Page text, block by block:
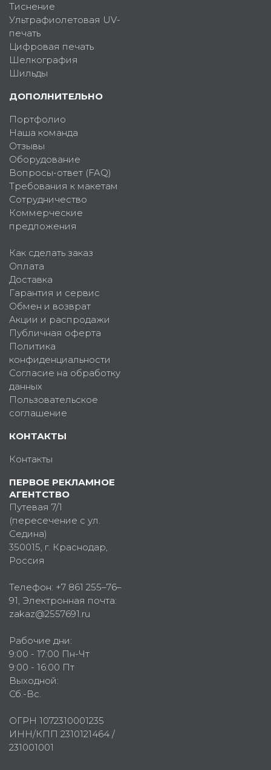
Тиснение
Ультрафиолетовая UV-
печать
Цифровая печать
Шелкография
Шильды
ДОПОЛНИТЕЛЬНО
Портфолио
Наша команда
Отзывы
Оборудование
Вопросы-ответ (FAQ)
Требования к макетам
Сотрудничество
Коммерческие
предложения
Как сделать заказ
Оплата
Доставка
Гарантия и сервис
Обмен и возврат
Акции и распродажи
Публичная оферта
Политика
конфиденциальности
Согласие на обработку
данных
Пользовательское
соглашение
КОНТАКТЫ
Контакты
ПЕРВОЕ РЕКЛАМНОЕ
АГЕНТСТВО
Путевая 7/1
(пересечение с ул.
Седина)
350015, г. Краснодар,
Россия
Телефон: +7 861 255–76–
91, Электронная почта:
zakaz@2557691.ru
Рабочие дни:
9:00 - 17:00 Пн-Чт
9:00 - 16:00 Пт
Выходной:
Сб.-Вс.
ОГРН 1072310001235
ИНН/КПП 2310121464 /
231001001